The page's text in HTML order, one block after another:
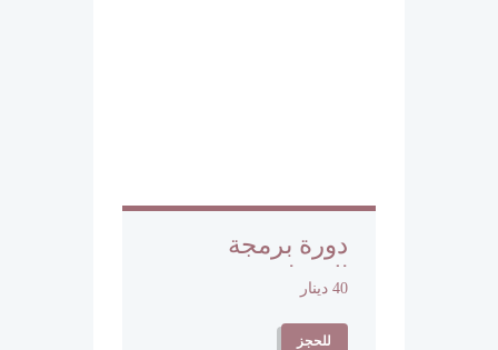
دورة برمجة
المشاعر
40 دينار
للحجز